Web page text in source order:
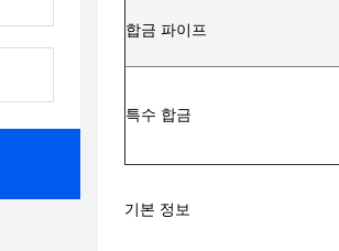
합금 파이프
특수 합금
기본 정보